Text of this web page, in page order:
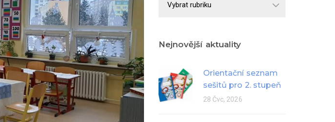
Nejnovější aktuality
Orientační seznam
sešitů pro 2. stupeň
28 Čvc, 2026